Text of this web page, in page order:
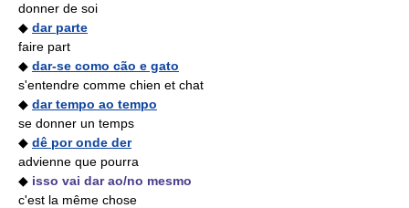
donner de soi
◆ dar parte
faire part
◆ dar-se como cão e gato
s'entendre comme chien et chat
◆ dar tempo ao tempo
se donner un temps
◆ dê por onde der
advienne que pourra
◆ isso vai dar ao/no mesmo
c'est la même chose